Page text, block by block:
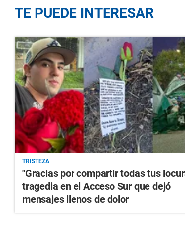
TE PUEDE INTERESAR
TRISTEZA
"Gracias por compartir todas tus
tragedia en el Acceso Sur que dejó
mensajes llenos de dolor